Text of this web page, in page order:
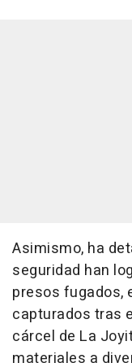
Asimismo, ha
seguridad han
presos fugados,
capturados tras
cárcel de La
materiales a